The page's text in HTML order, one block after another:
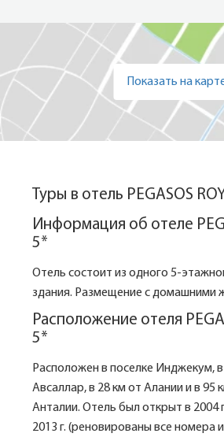
Показать на
Туры в отель PEGASOS
Информация об отеле
5*
Отель состоит из одного 5-
здания. Размещение с домашними
Расположение отеля
5*
Расположен в поселке Инджекум,
Авсаллар, в 28 км от Алании и в 95
Анталии. Отель был открыт в 2004
2013 г. (реновированы все номера